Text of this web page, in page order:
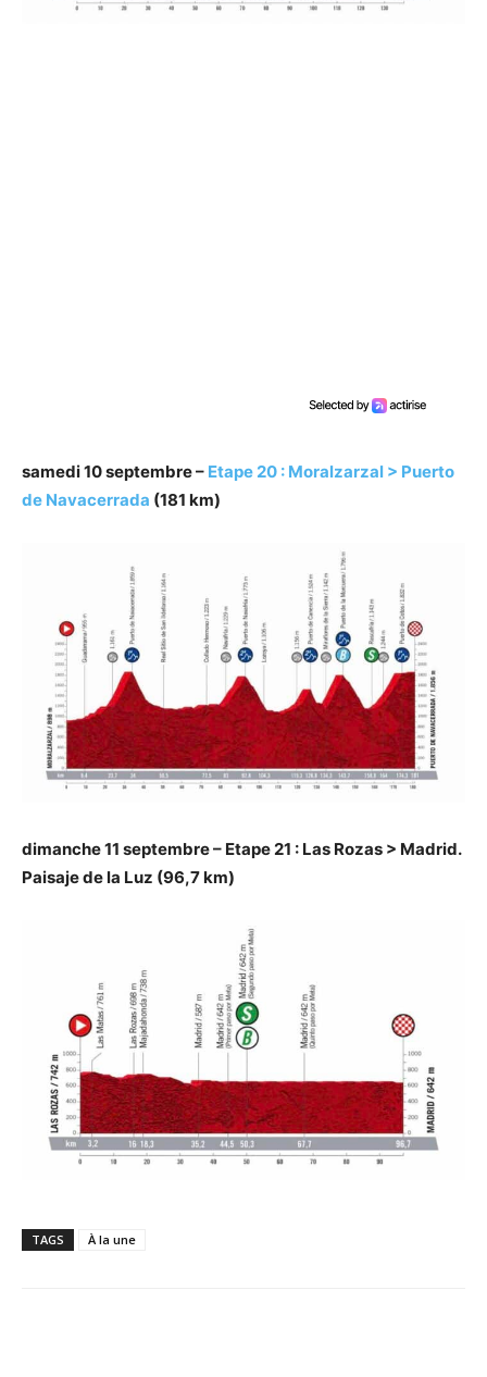
samedi 10 septembre – Etape 20 : Moralzarzal > Puerto
de Navacerrada (181 km)
dimanche 11 septembre – Etape 21 : Las Rozas > Madrid.
Paisaje de la Luz (96,7 km)
TAGS À la une